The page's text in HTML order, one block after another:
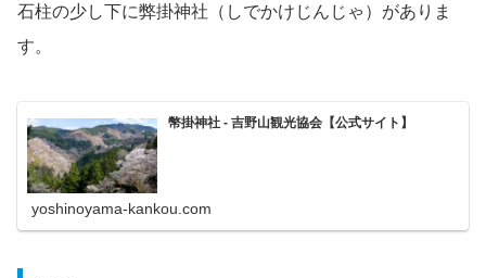
石柱の少し下に弊掛神社（しでかけじんじゃ）がありま
す。
幣掛神社 - 吉野山観光協会【公式サイト】
yoshinoyama-kankou.com